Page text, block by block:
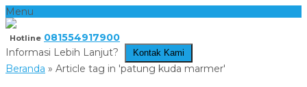
Menu
Hotline 081554917900
Informasi Lebih Lanjut?
Kontak Kami
Beranda » Article tag in 'patung kuda marmer'